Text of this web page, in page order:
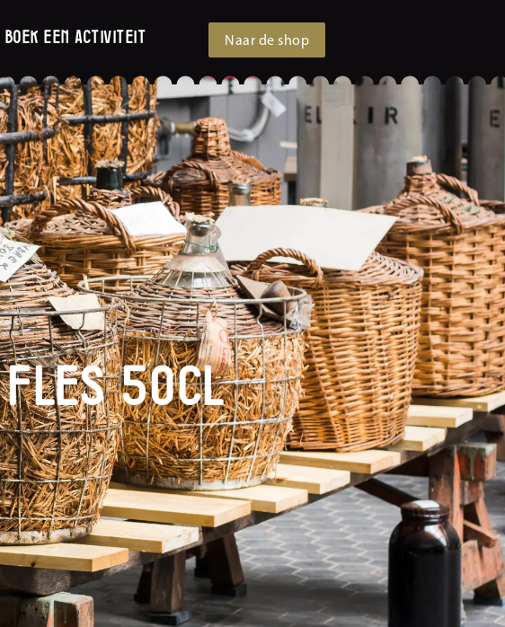
Boek een activiteit Naar de shop
50cl